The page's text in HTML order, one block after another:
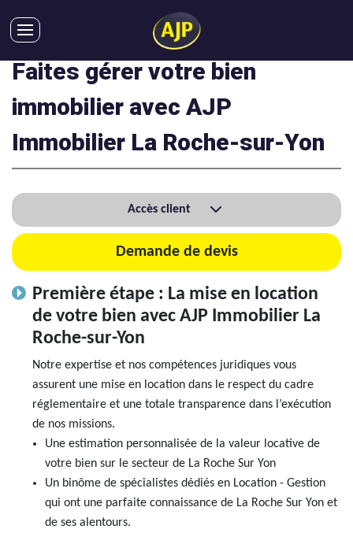
ACHATS
VENTES
GESTION LOCATIVE
SYNDIC
LMNP
IMMOBILIER NEUF
LOCATIONS DE VACANCES
ENTREPRISES
DEVENIR FRANCHISÉ
AJP Actualités
Service Qualité Clients
Faites gérer votre bien
immobilier avec AJP
Immobilier La Roche-sur-Yon
Accès client
Demande de devis
Première étape : La mise en location
de votre bien avec AJP Immobilier La
Roche-sur-Yon
Notre expertise et nos compétences juridiques vous
assurent une mise en location dans le respect du cadre
réglementaire et une totale transparence dans l’exécution
de nos missions.
Une estimation personnalisée de la valeur locative de
votre bien sur le secteur de La Roche Sur Yon
Un binôme de spécialistes dédiés en Location - Gestion
qui ont une parfaite connaissance de La Roche Sur Yon et
de ses alentours.